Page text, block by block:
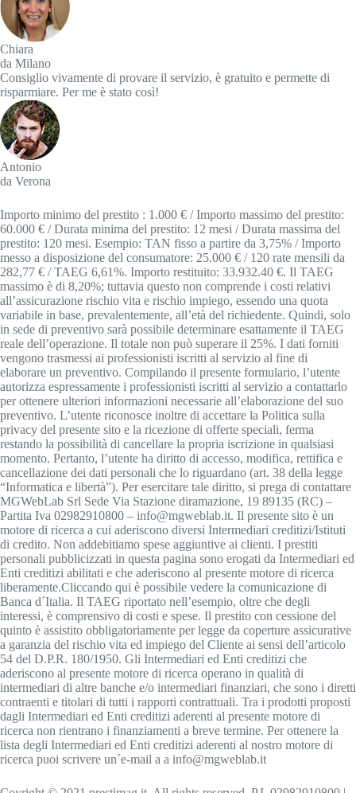
Chiara
da Milano
Consiglio vivamente di provare il servizio, è gratuito e permette di
risparmiare. Per me è stato così!
Antonio
da Verona
Importo minimo del prestito : 1.000 € / Importo massimo del prestito:
60.000 € / Durata minima del prestito: 12 mesi / Durata massima del
prestito: 120 mesi. Esempio: TAN fisso a partire da 3,75% / Importo
messo a disposizione del consumatore: 25.000 € / 120 rate mensili da
282,77 € / TAEG 6,61%. Importo restituito: 33.932.40 €. Il TAEG
massimo è di 8,20%; tuttavia questo non comprende i costi relativi
all’assicurazione rischio vita e rischio impiego, essendo una quota
variabile in base, prevalentemente, all’età del richiedente. Quindi, solo
in sede di preventivo sarà possibile determinare esattamente il TAEG
reale dell’operazione. Il totale non può superare il 25%. I dati forniti
vengono trasmessi ai professionisti iscritti al servizio al fine di
elaborare un preventivo. Compilando il presente formulario, l’utente
autorizza espressamente i professionisti iscritti al servizio a contattarlo
per ottenere ulteriori informazioni necessarie all’elaborazione del suo
preventivo. L’utente riconosce inoltre di accettare la Politica sulla
privacy del presente sito e la ricezione di offerte speciali, ferma
restando la possibilità di cancellare la propria iscrizione in qualsiasi
momento. Pertanto, l’utente ha diritto di accesso, modifica, rettifica e
cancellazione dei dati personali che lo riguardano (art. 38 della legge
“Informatica e libertà”). Per esercitare tale diritto, si prega di contattare
MGWebLab Srl Sede Via Stazione diramazione, 19 89135 (RC) –
Partita Iva 02982910800 – info@mgweblab.it. Il presente sito è un
motore di ricerca a cui aderiscono diversi Intermediari creditizi/Istituti
di credito. Non addebitiamo spese aggiuntive ai clienti. I prestiti
personali pubblicizzati in questa pagina sono erogati da Intermediari ed
Enti creditizi abilitati e che aderiscono al presente motore di ricerca
liberamente.Cliccando qui è possibile vedere la comunicazione di
Banca d´Italia. Il TAEG riportato nell’esempio, oltre che degli
interessi, è comprensivo di costi e spese. Il prestito con cessione del
quinto è assistito obbligatoriamente per legge da coperture assicurative
a garanzia del rischio vita ed impiego del Cliente ai sensi dell’articolo
54 del D.P.R. 180/1950. Gli Intermediari ed Enti creditizi che
aderiscono al presente motore di ricerca operano in qualità di
intermediari di altre banche e/o intermediari finanziari, che sono i diretti
contraenti e titolari di tutti i rapporti contrattuali. Tra i prodotti proposti
dagli Intermediari ed Enti creditizi aderenti al presente motore di
ricerca non rientrano i finanziamenti a breve termine. Per ottenere la
lista degli Intermediari ed Enti creditizi aderenti al nostro motore di
ricerca puoi scrivere un´e-mail a a info@mgweblab.it